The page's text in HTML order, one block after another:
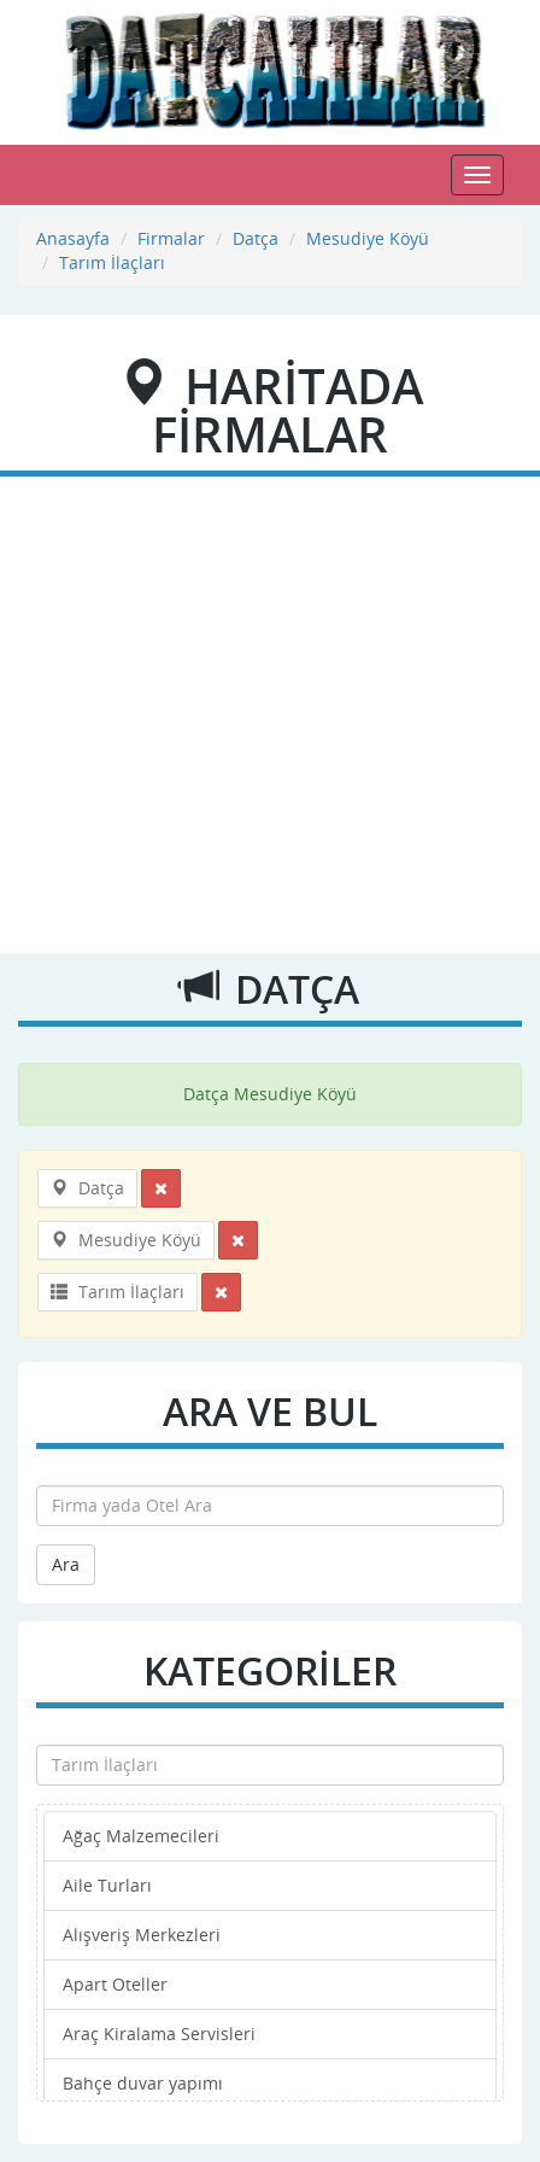
Toggle
Anasayfa
Firmalar Datça
Mesudiye Köyü
Tarım İlaçları
HARİTADA
FİRMALAR
DATÇA
Datça Mesudiye Köyü
Datça
Mesudiye Köyü
Tarım İlaçları
ARA VE BUL
Ara
KATEGORİLER
Ağaç Malzemecileri
Aile Turları
Alışveriş Merkezleri
Apart Oteller
Araç Kiralama Servisleri
Bahçe duvar yapımı